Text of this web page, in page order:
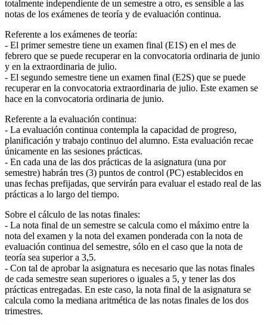
totalmente independiente de un semestre a otro, es sensible a las
notas de los exámenes de teoría y de evaluación continua.
Referente a los exámenes de teoría:
- El primer semestre tiene un examen final (E1S) en el mes de
febrero que se puede recuperar en la convocatoria ordinaria de junio
y en la extraordinaria de julio.
- El segundo semestre tiene un examen final (E2S) que se puede
recuperar en la convocatoria extraordinaria de julio. Este examen se
hace en la convocatoria ordinaria de junio.
Referente a la evaluación continua:
- La evaluación continua contempla la capacidad de progreso,
planificación y trabajo continuo del alumno. Esta evaluación recae
únicamente en las sesiones prácticas.
- En cada una de las dos prácticas de la asignatura (una por
semestre) habrán tres (3) puntos de control (PC) establecidos en
unas fechas prefijadas, que servirán para evaluar el estado real de las
prácticas a lo largo del tiempo.
Sobre el cálculo de las notas finales:
- La nota final de un semestre se calcula como el máximo entre la
nota del examen y la nota del examen ponderada con la nota de
evaluación continua del semestre, sólo en el caso que la nota de
teoría sea superior a 3,5.
- Con tal de aprobar la asignatura es necesario que las notas finales
de cada semestre sean superiores o iguales a 5, y tener las dos
prácticas entregadas. En este caso, la nota final de la asignatura se
calcula como la mediana aritmética de las notas finales de los dos
trimestres.